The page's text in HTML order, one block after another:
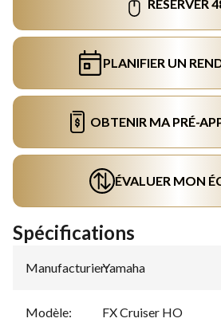
RÉSERVER
PLANIFIER UN
OBTENIR MA PRÉ-
ÉVALUER MON
Spécifications
Manufacturier:
Yamaha
Modèle: FX Cruiser HO